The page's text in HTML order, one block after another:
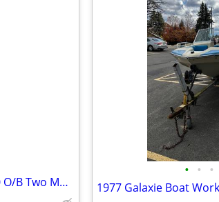
1977 Galaxie Boat Works XL1700 O/B Two Motors
• • •